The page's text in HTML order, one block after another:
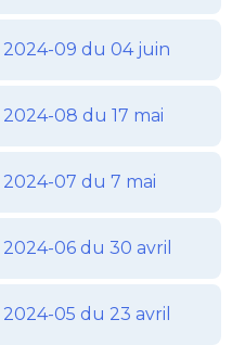
09 du 04 juin
08 du 17 mai
07 du 7 mai
06 du 30 avril
05 du 23 avril